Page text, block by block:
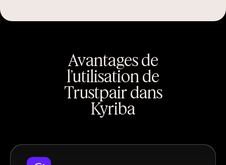
Avantages de
l’utilisation de
Trustpair dans
Kyriba